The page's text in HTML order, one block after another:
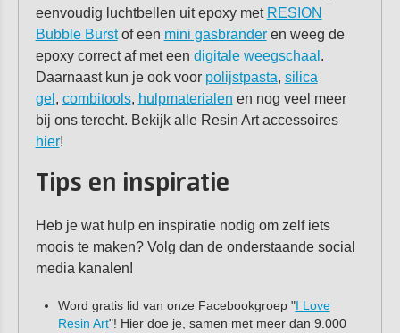
eenvoudig luchtbellen uit epoxy met RESION
Bubble Burstof een mini gasbranderen weeg de
epoxy correct af met een digitale weegschaal .
Daarnaast kun je ook voor polijstpasta, silica
gel , combitools, hulpmaterialen en nog veel meer
bij ons terecht. Bekijk alle Resin Art accessoires
hier!
Tips en inspiratie
Heb je wat hulp en inspiratie nodig om zelf iets
moois te maken? Volg dan de onderstaande social
media kanalen!
Word gratis lid van onze Facebookgroep "I Love
Resin Art"! Hier doe je, samen met meer dan 9.000